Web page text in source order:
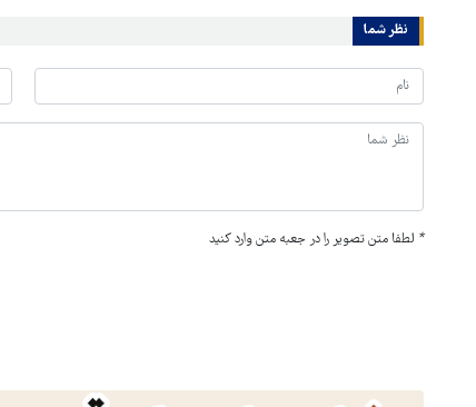
نظر شما
* لطفا متن تصویر را در جعبه متن وارد کنید